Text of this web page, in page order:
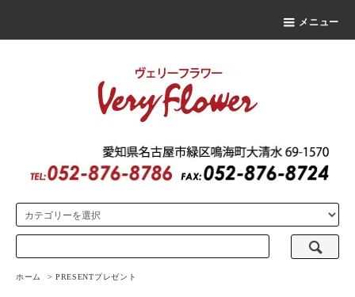
メニュー
ホーム > PRESENTプレゼント